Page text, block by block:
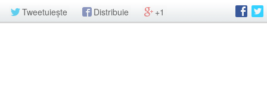
Tweetuiește Distribuie +1